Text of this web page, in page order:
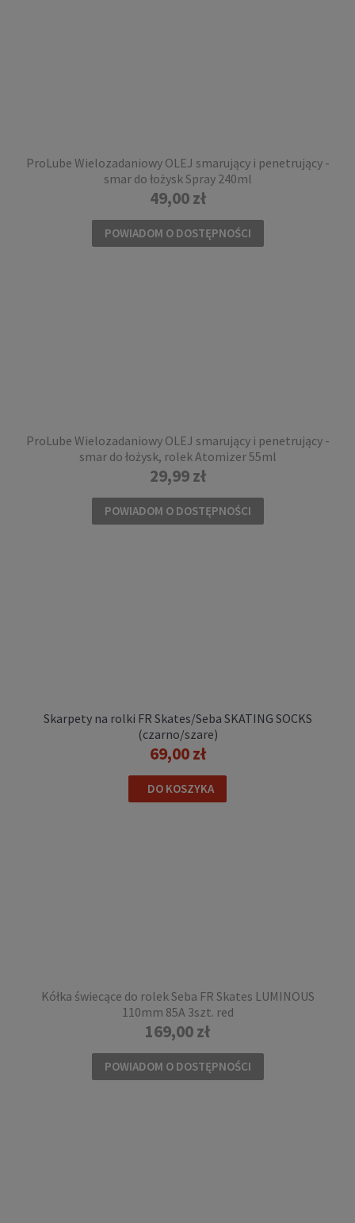
DO KOSZYKA
DO KOSZYKA
ProLube Wielozadaniowy OLEJ smarujący i penetrujący -
smar do łożysk Spray 240ml
49,00 zł
POWIADOM O DOSTĘPNOŚCI
ProLube Wielozadaniowy OLEJ smarujący i penetrujący -
smar do łożysk, rolek Atomizer 55ml
29,99 zł
POWIADOM O DOSTĘPNOŚCI
Skarpety na rolki FR Skates/Seba SKATING SOCKS
(czarno/szare)
69,00 zł
DO KOSZYKA
Kółka świecące do rolek Seba FR Skates LUMINOUS
110mm 85A 3szt. red
169,00 zł
POWIADOM O DOSTĘPNOŚCI